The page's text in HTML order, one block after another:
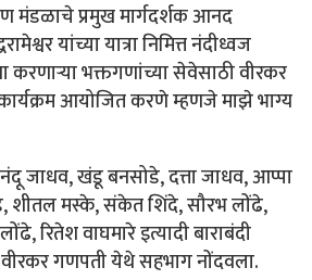
मंडळाचे प्रमुख मार्गदर्शक आनद
यांच्या यात्रा निमित्त नंदीध्वज
करणाऱ्या भक्तगणांच्या सेवेसाठी वीरकर
आयोजित करणे म्हणजे माझे भाग्य
जाधव, खंडू बनसोडे, दत्ता जाधव, आप्पा
शीतल मस्के, संकेत शिंदे, सौरभ लोंढे,
रितेश वाघमारे इत्यादी बाराबंदी
गणपती येथे सहभाग नोंदवला.